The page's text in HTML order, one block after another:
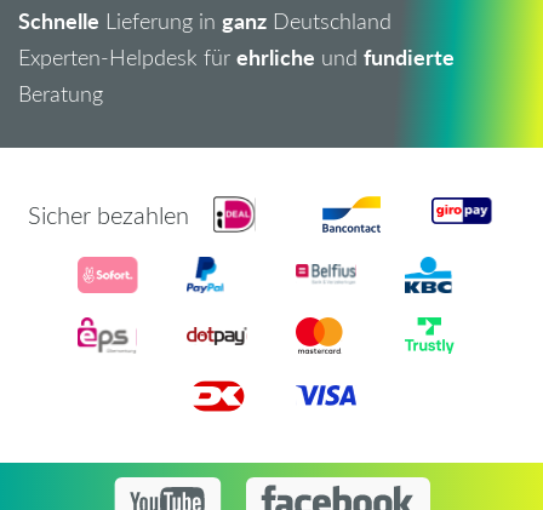
Schnelle Lieferung in ganz Deutschland
Experten-Helpdesk für ehrliche und fundierte
Beratung
Sicher bezahlen